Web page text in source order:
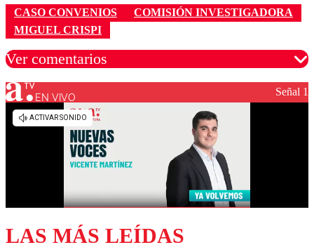
CASO CONVENIOS
COMISIÓN INVESTIGADORA
MIGUEL CRISPI
Ver comentarios
Los comentarios son moderados para garantizar un
diálogo respetuoso.
EN VIVO Señal 1
LAS MÁS LEÍDAS